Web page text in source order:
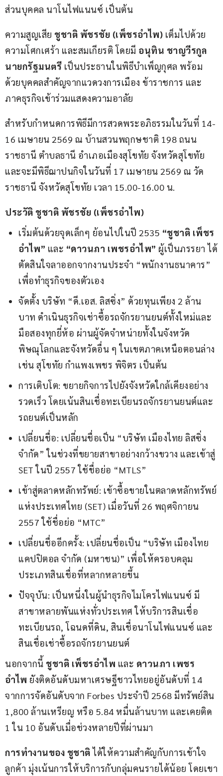
ส่วนบุคคล นาโนไฟแนนซ์ เป็นต้น
ความสูญเสีย ชูชาติ พัชรชัย (เพ็ชรอำไพ) เต็มไปด้วย
ความโศกเศร้า และสมเกียรติ โดยมี อนุทิน ชาญวีรกูล
นายกรัฐมนตรี เป็นประธานในพิธีบำเพ็ญกุศล พร้อม
ด้วยบุคคลสำคัญจากแวดวงการเมือง ข้าราชการ และ
ภาคธุรกิจเข้าร่วมแสดงความอาลัย
สำหรับกำหนดการพิธีมีการสวดพระอภิธรรมในวันที่ 14-
16 เมษายน 2569 ณ บ้านสวนพฤกษชาติ 198 ถนน
ราชธานี ตำบลธานี อำเภอเมืองสุโขทัย จังหวัดสุโขทัย
และจะมีพิธีฌาปนกิจในวันที่ 17 เมษายน 2569 ณ วัด
ราชธานี จังหวัดสุโขทัย เวลา 15.00-16.00 น.
ประวัติ ชูชาติ พัชรชัย (เพ็ชรอำไพ)
เริ่มต้นด้วยจุดเล็กๆ ย้อนไปในปี 2535 “ชูชาติ เพ็ชร
อำไพ” และ “ดาวนภา เพชรอำไพ” ผู้เป็นภรรยา ได้
ตัดสินใจลาออกจากงานประจำ “พนักงานธนาคาร”
เพื่อทำธุรกิจของตัวเอง
จัดตั้ง บริษัท “ดี.เอส. ลิสซิ่ง” ด้วยทุนเพียง 2 ล้าน
บาท ดำเนินธุรกิจเช่าซื้อรถจักรยานยนต์ทั้งใหม่และ
มือสองทุกยี่ห้อ ผ่านผู้จัดจำหน่ายทั้งในจังหวัด
พิษณุโลกและจังหวัดอื่น ๆ ในเขตภาคเหนือตอนล่าง
เช่น สุโขทัย กำแพงเพชร พิจิตร เป็นต้น
การเติบโต: ขยายกิจการไปยังจังหวัดใกล้เคียงอย่าง
รวดเร็ว โดยเน้นสินเชื่อทะเบียนรถจักรยานยนต์และ
รถยนต์เป็นหลัก
เปลี่ยนชื่อ: เปลี่ยนชื่อเป็น “บริษัท เมืองไทย ลิสซิ่ง
จำกัด” ในช่วงที่ขยายสาขาอย่างกว้างขวาง และเข้าสู่
SET ในปี 2557 ใช้ชื่อย่อ “MTLS”
เข้าสู่ตลาดหลักทรัพย์: เข้าซื้อขายในตลาดหลักทรัพย์
แห่งประเทศไทย (SET) เมื่อวันที่ 26 พฤศจิกายน
2557 ใช้ชื่อย่อ “MTC”
เปลี่ยนชื่ออีกครั้ง: เปลี่ยนชื่อเป็น “บริษัท เมืองไทย
แคปปิตอล จำกัด (มหาชน)” เพื่อให้ครอบคลุม
ประเภทสินเชื่อที่หลากหลายขึ้น
ปัจจุบัน: เป็นหนึ่งในผู้นำธุรกิจไมโครไฟแนนซ์ มี
สาขาหลายพันแห่งทั่วประเทศ ให้บริการสินเชื่อ
ทะเบียนรถ, โฉนดที่ดิน, สินเชื่อนาโนไฟแนนซ์ และ
สินเชื่อเช่าซื้อรถจักรยานยนต์
นอกจากนี้ ชูชาติ เพ็ชรอำไพ และ ดาวนภา เพชร
อำไพ ยังติดอันดับมหาเศรษฐีชาวไทยอยู่อันดับที่ 14
จากการจัดอันดับจาก Forbes ประจำปี 2568 มีทรัพย์สิน
1,800 ล้านเหรียญ หรือ 5.84 หมื่นล้านบาท และเคยติด
1 ใน 10 อันดับเมื่อช่วงหลายปีที่ผ่านมา
การทำงานของ ชูชาติ ได้ให้ความสำคัญกับการเข้าใจ
ลูกค้า มุ่งเน้นการให้บริการกับกลุ่มคนรายได้น้อย โดยเขา